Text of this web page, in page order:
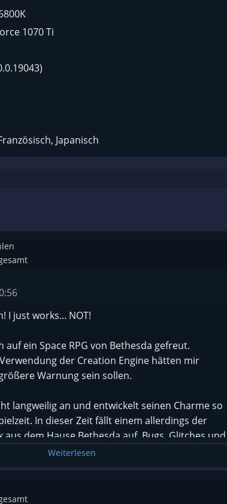
1070 Ti
Japanisch
I just works... NOT!
auf ein Space RPG von Bethesda gefreut.
der Creation Engine hätten mir
Warnung sein sollen.
langweilig an und entwickelt seinen Charme so
In dieser Zeit fällt einem allerdings der
aus dem Hause Bethesda auf. Bugs, Glitches und
(selbst auf modernster Hardware).
paar Titel von Todd gespielt hat kennt man das
da die Welten oft voll sind mit interessanten
Sowie environmental Storytelling.
Weiterlesen